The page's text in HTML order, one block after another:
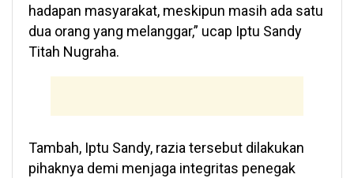
hadapan masyarakat, meskipun masih ada satu
dua orang yang melanggar,” ucap Iptu Sandy
Titah Nugraha.
Tambah, Iptu Sandy, razia tersebut dilakukan
pihaknya demi menjaga integritas penegak